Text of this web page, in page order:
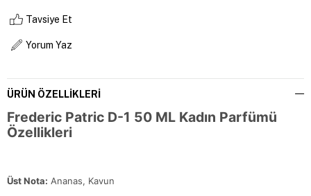
Tavsiye Et
Yorum Yaz
ÜRÜN ÖZELLIKLERI
Frederic Patric D-1 50 ML Kadın Parfümü
Özellikleri
Üst Nota: Ananas, Kavun